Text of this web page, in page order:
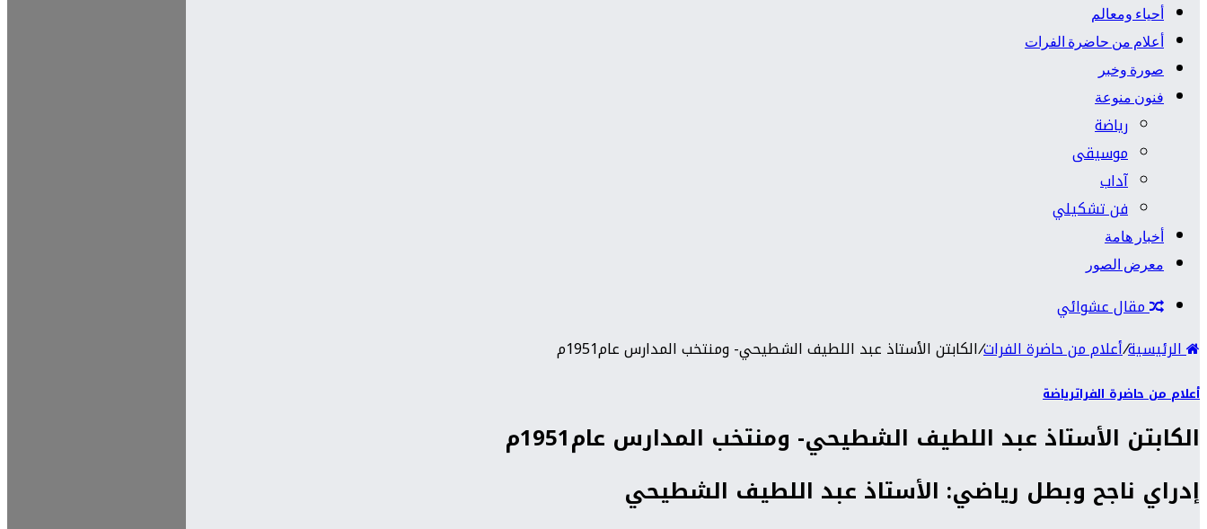
أحياء ومعالم
أعلام من حاضرة الفرات
صورة وخبر
فنون منوعة
رياضة
موسيقى
آداب
فن تشكيلي
أخبار هامة
معرض الصور
مقال عشوائي
الرئيسية/أعلام من حاضرة الفرات/الكابتن الأستاذ عبد اللطيف الشطيحي- ومنتخب المدارس عام1951م
أعلام من حاضرة الفراترياضة
الكابتن الأستاذ عبد اللطيف الشطيحي- ومنتخب المدارس عام1951م
إدراي ناجح وبطل رياضي: الأستاذ عبد اللطيف الشطيحي